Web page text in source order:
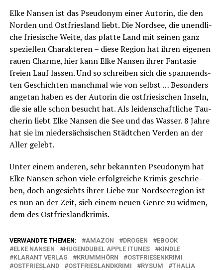
Elke Nan­sen ist das Pseud­onym einer Autorin, die den
Nor­den und Ost­fries­land liebt. Die Nord­see, die unend­li­
che frie­si­sche Wei­te, das plat­te Land mit sei­nen ganz
spe­zi­el­len Cha­rak­te­ren – die­se Regi­on hat ihren eige­nen
rau­en Charme, hier kann Elke Nan­sen ihrer Fan­ta­sie
frei­en Lauf las­sen. Und so schrei­ben sich die span­nends­
ten Geschich­ten manch­mal wie von selbst … Beson­ders
ange­tan haben es der Autorin die ost­frie­si­schen Inseln,
die sie alle schon besucht hat. Als lei­den­schaft­li­che Tau­
che­rin liebt Elke Nan­sen die See und das Was­ser. 8 Jah­re
hat sie im nie­der­säch­si­schen Städt­chen Ver­den an der
Aller gelebt.
Unter einem ande­ren, sehr bekann­ten Pseud­onym hat
Elke Nan­sen schon vie­le erfolg­rei­che Kri­mis geschrie­
ben, doch ange­sichts ihrer Lie­be zur Nord­see­re­gi­on ist
es nun an der Zeit, sich einem neu­en Gen­re zu wid­men,
dem des Ostfrieslandkrimis.
VERWANDTE THEMEN: AMAZON DROGEN
EBOOK
ELKE NANSEN
HUGENDUBEL APPLE ITUNES
KINDLE
KLARANT VERLAG
KRUMMHÖRN
OSTFRIESENKRIMI
OSTFRIESLAND
OSTFRIESLANDKRIMI RYSUM
THALIA